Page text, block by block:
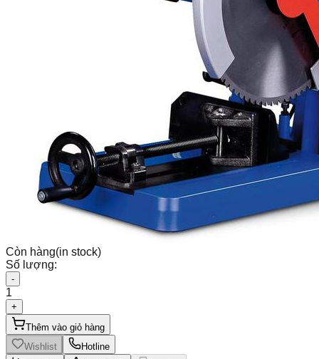
Còn hàng(in stock)
Số lượng:
-
1
+
Thêm vào giỏ hàng
Wishlist
Hotline